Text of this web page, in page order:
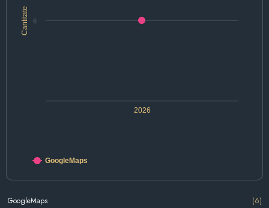
Cantitate
2026
6
GoogleMaps
GoogleMaps (6)